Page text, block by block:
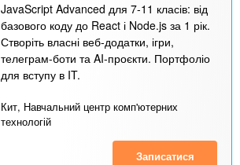
JavaScript Advanced для 7-11 класів: від
базового коду до React і Node.js за 1 рік.
Створіть власні веб-додатки, ігри,
телеграм-боти та AI-проєкти. Портфоліо
для вступу в IT.
Кит, Навчальний центр комп'ютерних
технологій
Записатися